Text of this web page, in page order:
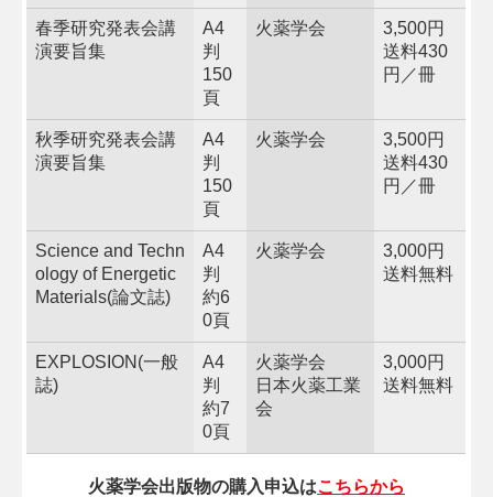
春季研究発表会講
演要旨集
A4
判
150
頁
火薬学会
3,500円
送料430
円／冊
秋季研究発表会講
演要旨集
A4
判
150
頁
火薬学会
3,500円
送料430
円／冊
Science and Techn
ology of Energetic
Materials(論文誌)
A4
判
約6
0頁
火薬学会
3,000円
送料無料
EXPLOSION(一般
誌)
A4
判
約7
0頁
火薬学会
日本火薬工業
会
3,000円
送料無料
火薬学会出版物の購入申込はこちらから